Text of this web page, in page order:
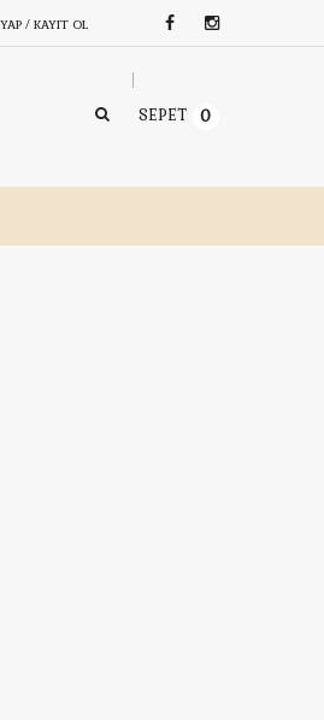
/ KAYIT OL
SEPET 0